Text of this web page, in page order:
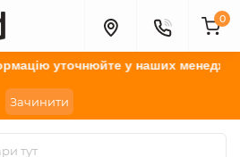
уточнюйтеу наших
Зачинити
0